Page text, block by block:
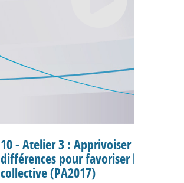
10 - Atelier 3 : Apprivoiser nos
différences pour favoriser
collective (PA2017)